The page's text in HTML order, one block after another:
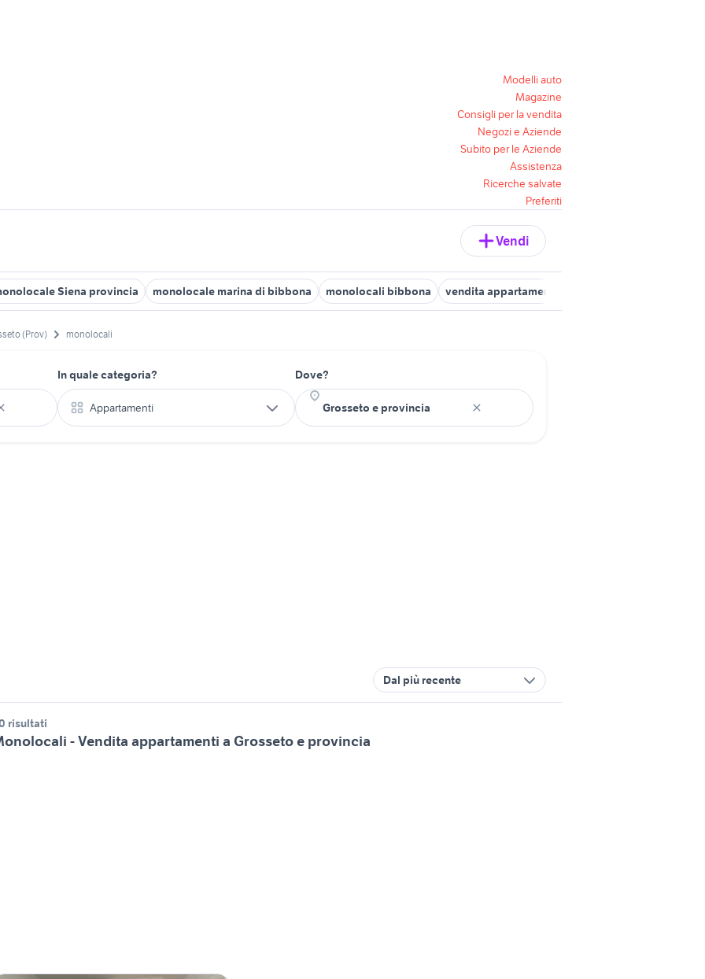
Modelli auto
Magazine
Consigli per la vendita
Negozi e Aziende
Subito per le Aziende
Assistenza
Ricerche salvate
Preferiti
Vendi
Siena provincia monolocale marina di bibbona monolocali bibbona vendita appartamenti monolocale Pistoia
(Prov) monolocali
In quale categoria?
Appartamenti
Dove?
Dal più recente
risultati
- Vendita appartamenti a Grosseto e provincia